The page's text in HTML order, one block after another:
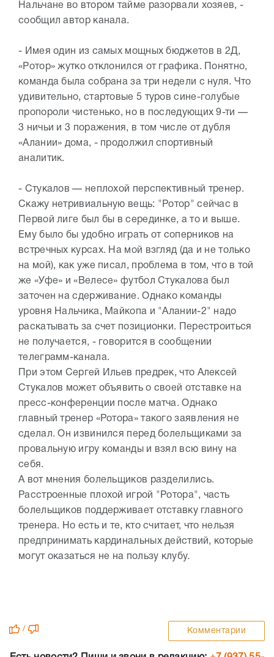
Нальчане во втором тайме разорвали хозяев, -
сообщил автор канала.
- Имея один из самых мощных бюджетов в 2Д,
«Ротор» жутко отклонился от графика. Понятно,
команда была собрана за три недели с нуля. Что
удивительно, стартовые 5 туров сине-голубые
пропороли чистенько, но в последующих 9-ти —
3 ничьи и 3 поражения, в том числе от дубля
«Алании» дома, - продолжил спортивный
аналитик.
- Стукалов — неплохой перспективный тренер.
Скажу нетривиальную вещь: "Ротор" сейчас в
Первой лиге был бы в серединке, а то и выше.
Ему было бы удобно играть от соперников на
встречных курсах. На мой взгляд (да и не только
на мой), как уже писал, проблема в том, что в той
же «Уфе» и «Велесе» футбол Стукалова был
заточен на сдерживание. Однако команды
уровня Нальчика, Майкопа и "Алании-2" надо
раскатывать за счет позиционки. Перестроиться
не получается, - говорится в сообщении
телеграмм-канала.
При этом Сергей Ильев предрек, что Алексей
Стукалов может объявить о своей отставке на
пресс-конференции после матча. Однако
главный тренер «Ротора» такого заявления не
сделал. Он извинился перед болельщиками за
провальную игру команды и взял всю вину на
себя.
А вот мнения болельщиков разделились.
Расстроенные плохой игрой "Ротора", часть
болельщиков поддерживает отставку главного
тренера. Но есть и те, кто считает, что нельзя
предпринимать кардинальных действий, которые
могут оказаться не на пользу клубу.
/ Комментарии